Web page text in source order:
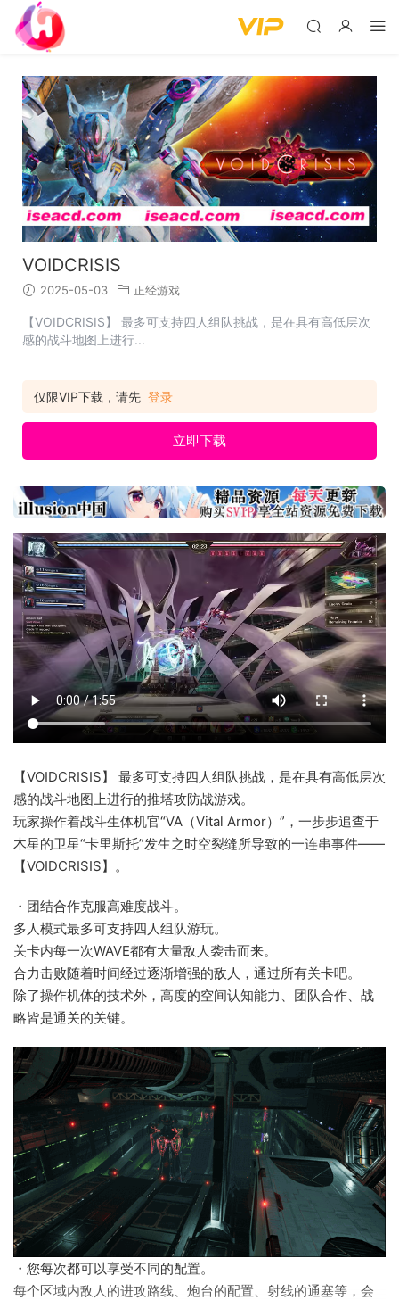
VOIDCRISIS
2025-05-03 正经游戏
【VOIDCRISIS】 最多可支持四人组队挑战，是在具有高低层次
感的战斗地图上进行...
仅限VIP下载，请先 登录
立即下载
【VOIDCRISIS】 最多可支持四人组队挑战，是在具有高低层次
感的战斗地图上进行的推塔攻防战游戏。
玩家操作着战斗生体机官“VA（Vital Armor）”，一步步追查于
木星的卫星“卡里斯托”发生之时空裂缝所导致的一连串事件——
【VOIDCRISIS】。
・团结合作克服高难度战斗。
多人模式最多可支持四人组队游玩。
关卡内每一次WAVE都有大量敌人袭击而来。
合力击败随着时间经过逐渐增强的敌人，通过所有关卡吧。
除了操作机体的技术外，高度的空间认知能力、团队合作、战
略皆是通关的关键。
・您每次都可以享受不同的配置。
每个区域内敌人的进攻路线、炮台的配置、射线的通塞等，会